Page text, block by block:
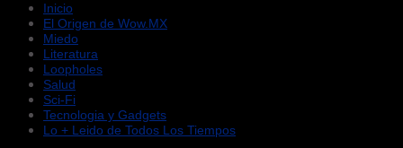
Inicio
El Origen de Wow.MX
Miedo
Literatura
Loopholes
Salud
Sci-Fi
Tecnologia y Gadgets
Lo + Leido de Todos Los Tiempos